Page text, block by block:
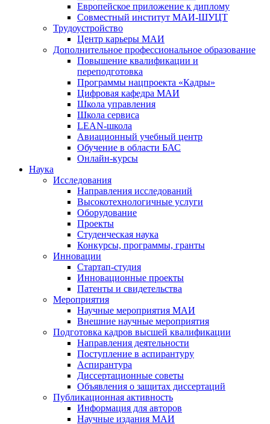
Европейское приложение к диплому
Совместный институт МАИ-ШУЦТ
Трудоустройство
Центр карьеры МАИ
Дополнительное профессиональное образование
Повышение квалификации и
переподготовка
Программы нацпроекта «Кадры»
Цифровая кафедра МАИ
Школа управления
Школа сервиса
LEAN-школа
Авиационный учебный центр
Обучение в области БАС
Онлайн-курсы
Наука
Исследования
Направления исследований
Высокотехнологичные услуги
Оборудование
Проекты
Студенческая наука
Конкурсы, программы, гранты
Инновации
Стартап-студия
Инновационные проекты
Патенты и свидетельства
Мероприятия
Научные мероприятия МАИ
Внешние научные мероприятия
Подготовка кадров высшей квалификации
Направления деятельности
Поступление в аспирантуру
Аспирантура
Диссертационные советы
Объявления о защитах диссертаций
Публикационная активность
Информация для авторов
Научные издания МАИ